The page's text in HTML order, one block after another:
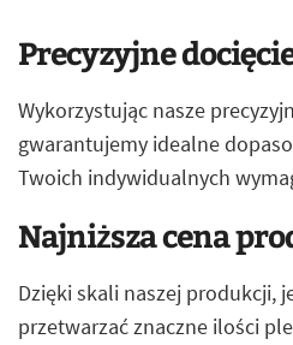
Precyzyjne
Wykorzystując nasze
gwarantujemy idealne
Twoich indywidualnych
Najniższa cena
Dzięki skali naszej produkcji,
przetwarzać znaczne ilości